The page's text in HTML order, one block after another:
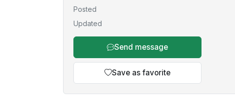
Posted
Updated
Send message
Save as favorite